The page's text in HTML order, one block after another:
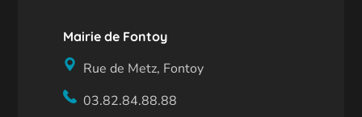
Mairie de Fontoy
Rue de Metz, Fontoy
03.82.84.88.88